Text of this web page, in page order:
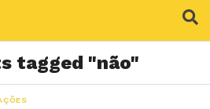
tagged "não"